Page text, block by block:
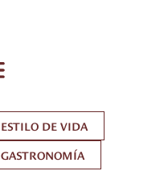
ESTILO DE VIDA
GASTRONOMÍA